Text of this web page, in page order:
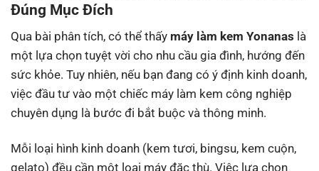
Đúng Mục Đích
Qua bài phân tích, có thể thấy máy làm kem Yonanas là
một lựa chọn tuyệt vời cho nhu cầu gia đình, hướng đến
sức khỏe. Tuy nhiên, nếu bạn đang có ý định kinh doanh,
việc đầu tư vào một chiếc máy làm kem công nghiệp
chuyên dụng là bước đi bắt buộc và thông minh.
Mỗi loại hình kinh doanh (kem tươi, bingsu, kem cuộn,
gelato) đều cần một loại máy đặc thù. Việc lựa chọn